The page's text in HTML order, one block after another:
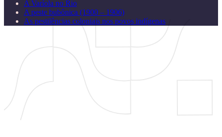
A Varíola no Rio
A peste bubônica (1900 – 1906)
As pestilências coloniais nos povos indígenas